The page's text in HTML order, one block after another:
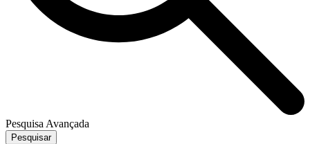
Pesquisa Avançada
Pesquisar